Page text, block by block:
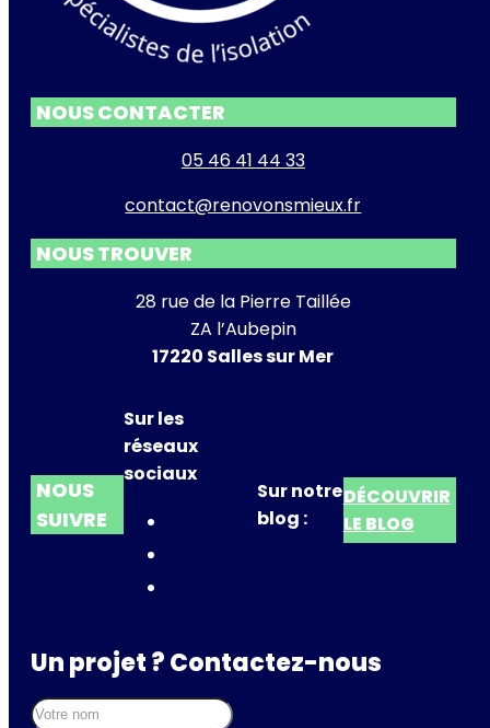
NOUS CONTACTER
05 46 41 44 33
contact@renovonsmieux.fr
NOUS TROUVER
28 rue de la Pierre Taillée
ZA l’Aubepin
17220 Salles sur Mer
NOUS
SUIVRE
Sur les
réseaux
sociaux
Sur notre
blog :
DÉCOUVRIR
LE BLOG
Un projet ? Contactez-nous